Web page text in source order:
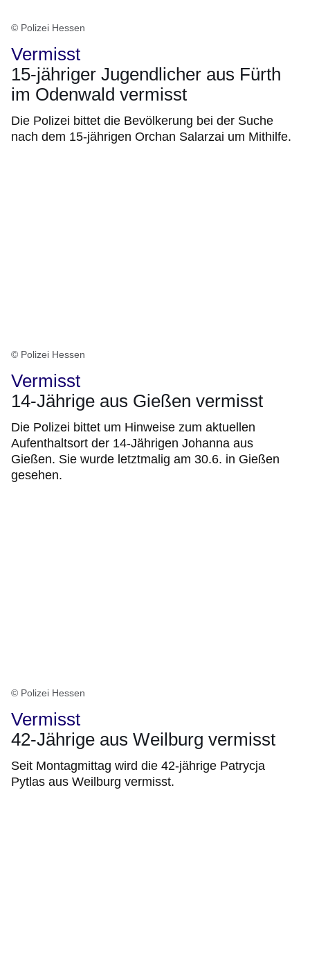
© Polizei Hessen
Vermisst
15-jähriger Jugendlicher aus Fürth
im Odenwald vermisst
Die Polizei bittet die Bevölkerung bei der Suche
nach dem 15-jährigen Orchan Salarzai um Mithilfe.
© Polizei Hessen
Vermisst
14-Jährige aus Gießen vermisst
Die Polizei bittet um Hinweise zum aktuellen
Aufenthaltsort der 14-Jährigen Johanna aus
Gießen. Sie wurde letztmalig am 30.6. in Gießen
gesehen.
© Polizei Hessen
Vermisst
42-Jährige aus Weilburg vermisst
Seit Montagmittag wird die 42-jährige Patrycja
Pytlas aus Weilburg vermisst.